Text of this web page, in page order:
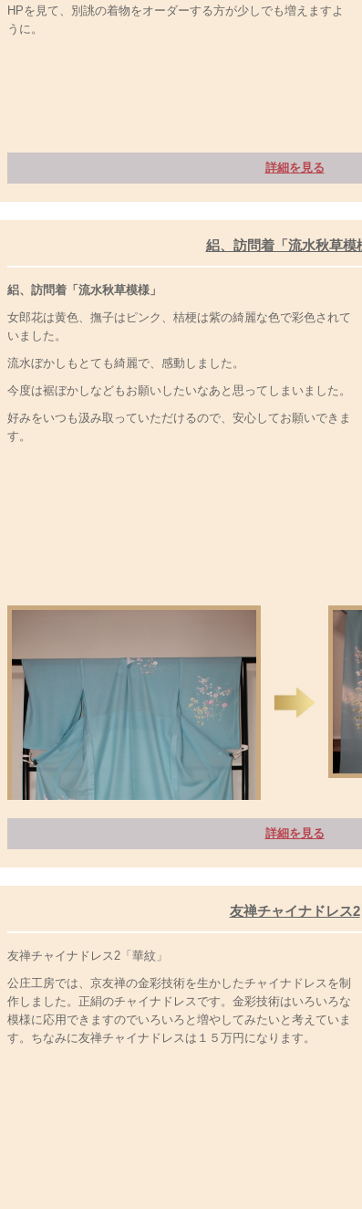
HPを見て、別誂の着物をオーダーする方が少しでも増えますよ
うに。
詳細を見る
絽、訪問着「流水秋草模
絽、訪問着「流水秋草模様」
女郎花は黄色、撫子はピンク、桔梗は紫の綺麗な色で彩色されて
いました。
流水ぼかしもとても綺麗で、感動しました。
今度は裾ぼかしなどもお願いしたいなあと思ってしまいました。
好みをいつも汲み取っていただけるので、安心してお願いできま
す。
詳細を見る
友禅チャイナドレス2
友禅チャイナドレス2「華紋」
公庄工房では、京友禅の金彩技術を生かしたチャイナドレスを制
作しました。正絹のチャイナドレスです。金彩技術はいろいろな
模様に応用できますのでいろいろと増やしてみたいと考えていま
す。ちなみに友禅チャイナドレスは１５万円になります。